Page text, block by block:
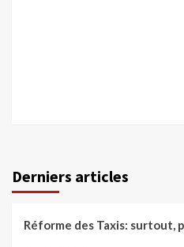
Derniers articles
Réforme des Taxis: surtout,